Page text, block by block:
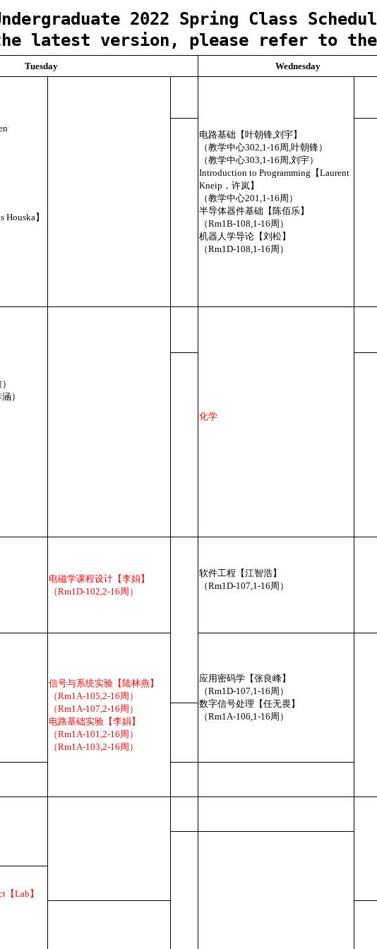
2022 Spring Class
latest version, please refer to the
Tuesday Wednesday
】
电路基础【叶朝锋,刘宇】
（教学中心302,1-16周,叶朝锋）
（教学中心303,1-16周,刘宇）
Introduction to Programming【Laurent
Kneip，许岚】
（教学中心201,1-16周）
半导体器件基础【陈佰乐】
（Rm1B-108,1-16周）
机器人学导论【刘松】
（Rm1D-108,1-16周）
）
化学
电磁学课程设计【李娟】
（Rm1D-102,2-16周）
软件工程【江智浩】
（Rm1D-107,1-16周）
信号与系统实验【陆林燕】
（Rm1A-105,2-16周）
（Rm1A-107,2-16周）
电路基础实验【李娟】
（Rm1A-101,2-16周）
（Rm1A-103,2-16周）
应用密码学【张良峰】
（Rm1D-107,1-16周）
数字信号处理【任无畏】
（Rm1A-106,1-16周）
【Lab】